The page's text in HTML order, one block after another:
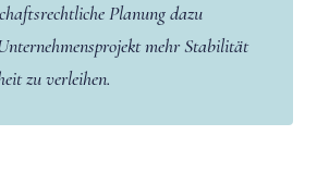
Planung dazu
mehr Stabilität
zu verleihen.